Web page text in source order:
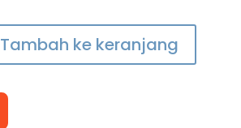
Tambah ke keranjang